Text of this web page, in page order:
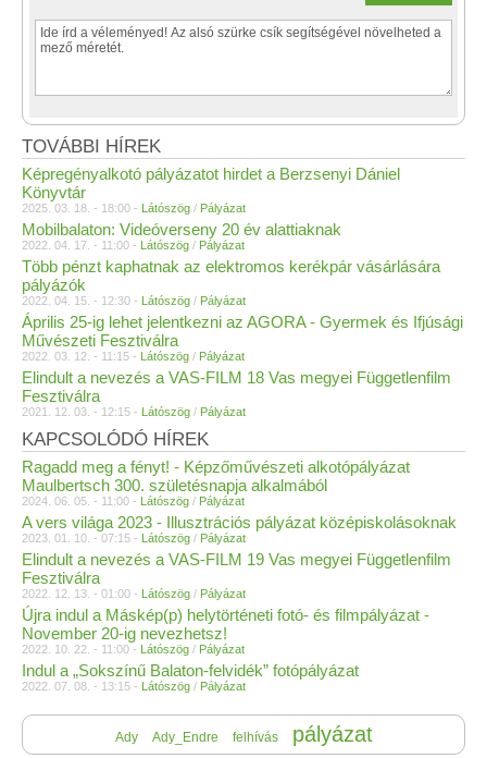
TOVÁBBI HÍREK
Képregényalkotó pályázatot hirdet a Berzsenyi Dániel
Könyvtár
2025. 03. 18. - 18:00 - Látószög / Pályázat
Mobilbalaton: Videóverseny 20 év alattiaknak
2022. 04. 17. - 11:00 - Látószög / Pályázat
Több pénzt kaphatnak az elektromos kerékpár vásárlására
pályázók
2022. 04. 15. - 12:30 - Látószög / Pályázat
Április 25-ig lehet jelentkezni az AGORA - Gyermek és Ifjúsági
Művészeti Fesztiválra
2022. 03. 12. - 11:15 - Látószög / Pályázat
Elindult a nevezés a VAS-FILM 18 Vas megyei Függetlenfilm
Fesztiválra
2021. 12. 03. - 12:15 - Látószög / Pályázat
KAPCSOLÓDÓ HÍREK
Ragadd meg a fényt! - Képzőművészeti alkotópályázat
Maulbertsch 300. születésnapja alkalmából
2024. 06. 05. - 11:00 - Látószög / Pályázat
A vers világa 2023 - Illusztrációs pályázat középiskolásoknak
2023. 01. 10. - 07:15 - Látószög / Pályázat
Elindult a nevezés a VAS-FILM 19 Vas megyei Függetlenfilm
Fesztiválra
2022. 12. 13. - 01:00 - Látószög / Pályázat
Újra indul a Máskép(p) helytörténeti fotó- és filmpályázat -
November 20-ig nevezhetsz!
2022. 10. 22. - 11:00 - Látószög / Pályázat
Indul a „Sokszínű Balaton-felvidék” fotópályázat
2022. 07. 08. - 13:15 - Látószög / Pályázat
Ady Ady_Endre felhívás pályázat